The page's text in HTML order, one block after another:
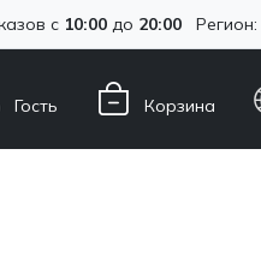
с 10:00 до 20:00 Регион:
Гость Корзина